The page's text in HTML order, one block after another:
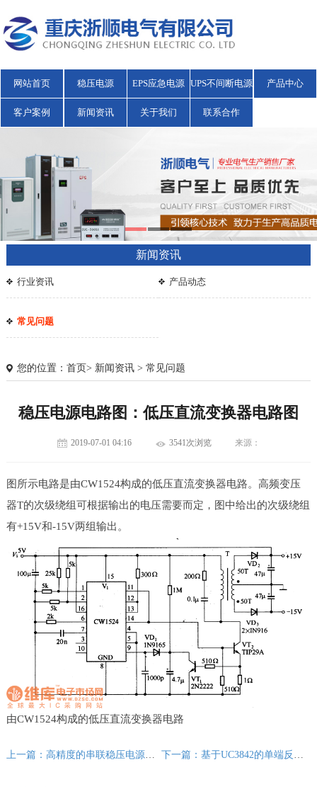
网站首页 稳压电源 EPS应急电源 UPS不间断电源 产品中心
客户案例 新闻资讯 关于我们 联系合作
1
新闻资讯
行业资讯 产品动态
常见问题
您的位置： 首页> 新闻资讯> 常见问题
稳压电源电路图：低压直流变换器电路图
2019-07-01 04:16 3541次浏览 来源：
图所示电路是由CW1524构成的低压直流变换器电路。高频变压
器T的次级绕组可根据输出的电压需要而定，图中给出的次级绕组
有+15V和-15V两组输出。
由CW1524构成的低压直流变换器电路